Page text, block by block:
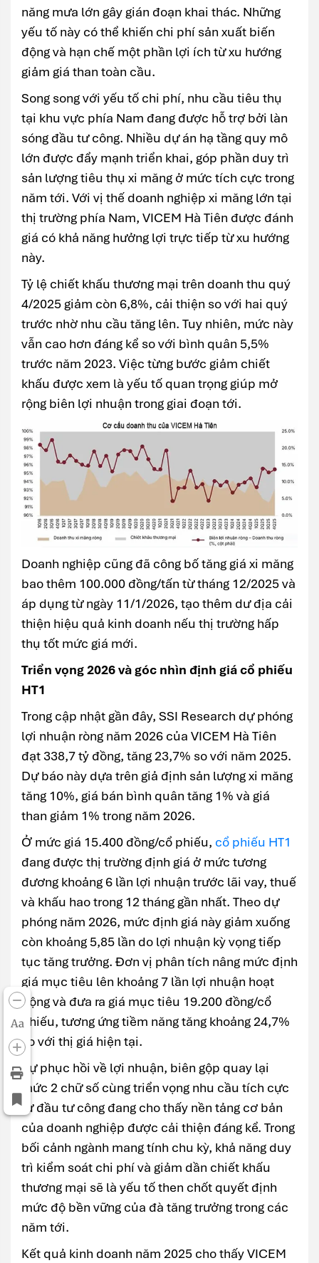
Aa
năng mưa lớn gây gián đoạn khai thác. Những
yếu tố này có thể khiến chi phí sản xuất biến
động và hạn chế một phần lợi ích từ xu hướng
giảm giá than toàn cầu.
Song song với yếu tố chi phí, nhu cầu tiêu thụ
tại khu vực phía Nam đang được hỗ trợ bởi làn
sóng đầu tư công. Nhiều dự án hạ tầng quy mô
lớn được đẩy mạnh triển khai, góp phần duy trì
sản lượng tiêu thụ xi măng ở mức tích cực trong
năm tới. Với vị thế doanh nghiệp xi măng lớn tại
thị trường phía Nam, VICEM Hà Tiên được đánh
giá có khả năng hưởng lợi trực tiếp từ xu hướng
này.
Tỷ lệ chiết khấu thương mại trên doanh thu quý
4/2025 giảm còn 6,8%, cải thiện so với hai quý
trước nhờ nhu cầu tăng lên. Tuy nhiên, mức này
vẫn cao hơn đáng kể so với bình quân 5,5%
trước năm 2023. Việc từng bước giảm chiết
khấu được xem là yếu tố quan trọng giúp mở
rộng biên lợi nhuận trong giai đoạn tới.
Doanh nghiệp cũng đã công bố tăng giá xi măng
bao thêm 100.000 đồng/tấn từ tháng 12/2025 và
áp dụng từ ngày 11/1/2026, tạo thêm dư địa cải
thiện hiệu quả kinh doanh nếu thị trường hấp
thụ tốt mức giá mới.
Triển vọng 2026 và góc nhìn định giá cổ phiếu
HT1
Trong cập nhật gần đây, SSI Research dự phóng
lợi nhuận ròng năm 2026 của VICEM Hà Tiên
đạt 338,7 tỷ đồng, tăng 23,7% so với năm 2025.
Dự báo này dựa trên giả định sản lượng xi măng
tăng 10%, giá bán bình quân tăng 1% và giá
than giảm 1% trong năm 2026.
Ở mức giá 15.400 đồng/cổ phiếu, cổ phiếu HT1
đang được thị trường định giá ở mức tương
đương khoảng 6 lần lợi nhuận trước lãi vay, thuế
và khấu hao trong 12 tháng gần nhất. Theo dự
phóng năm 2026, mức định giá này giảm xuống
còn khoảng 5,85 lần do lợi nhuận kỳ vọng tiếp
tục tăng trưởng. Đơn vị phân tích nâng mức định
giá mục tiêu lên khoảng 7 lần lợi nhuận hoạt
động và đưa ra giá mục tiêu 19.200 đồng/cổ
phiếu, tương ứng tiềm năng tăng khoảng 24,7%
so với thị giá hiện tại.
Sự phục hồi về lợi nhuận, biên gộp quay lại
mức 2 chữ số cùng triển vọng nhu cầu tích cực
từ đầu tư công đang cho thấy nền tảng cơ bản
của doanh nghiệp được cải thiện đáng kể. Trong
bối cảnh ngành mang tính chu kỳ, khả năng duy
trì kiểm soát chi phí và giảm dần chiết khấu
thương mại sẽ là yếu tố then chốt quyết định
mức độ bền vững của đà tăng trưởng trong các
năm tới.
Kết quả kinh doanh năm 2025 cho thấy VICEM